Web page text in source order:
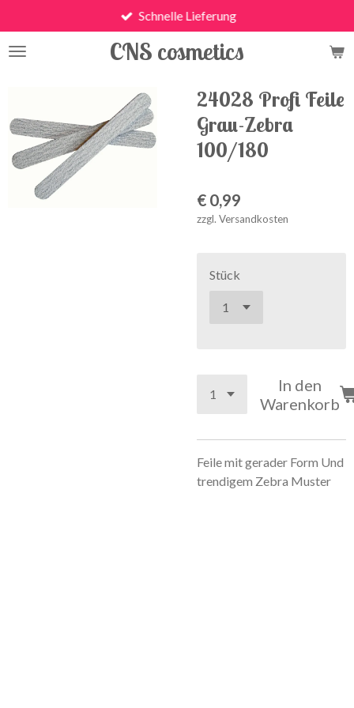
Hauptinhalt
springen
CNS cosmetics
Schnelle Lieferung
24028 Profi Feile
Grau-Zebra
100/180
€ 0,99
zzgl. Versandkosten
Stück
In den
Warenkorb
Feile mit gerader Form Und
trendigem Zebra Muster